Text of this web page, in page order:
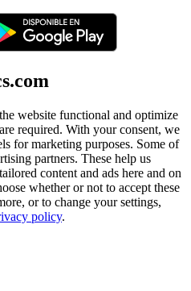
website functional and optimize
required. With your consent, we
for marketing purposes. Some of
partners. These help us
content and ads here and on
whether or not to accept these
or to change your settings,
policy.